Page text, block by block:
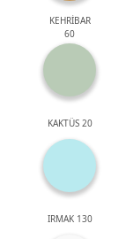
KEHRİBAR
60
KAKTÜS 20
IRMAK 130